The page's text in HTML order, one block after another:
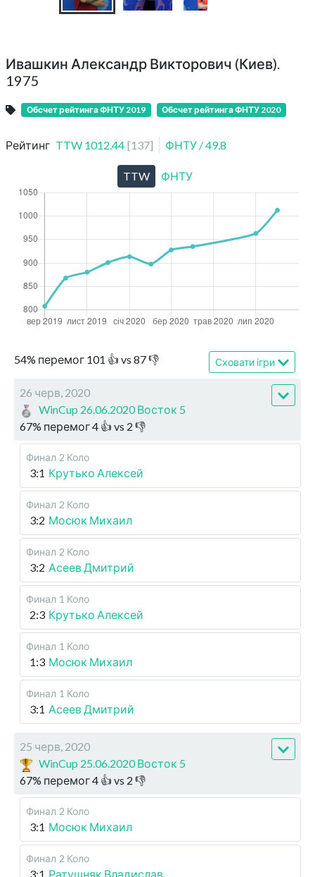
Ивашкин Александр Викторович (Киев).
1975
Обсчет рейтинга ФНТУ 2019 Обсчет рейтинга ФНТУ 2020
Рейтинг TTW 1012.44 [137] ФНТУ /49.8
54% перемог 101 👍 vs 87👎 Сховати ігри
26 черв, 2020
WinCup 26.06.2020 Восток 5
67% перемог4 👍 vs 2 👎
Финал 2 Коло
3:1 Крутько Алексей
Финал 2 Коло
3:2 Мосюк Михаил
Финал 2 Коло
3:2 Асеев Дмитрий
Финал 1 Коло
2:3 Крутько Алексей
Финал 1 Коло
1:3 Мосюк Михаил
Финал 1 Коло
3:1 Асеев Дмитрий
25 черв, 2020
WinCup 25.06.2020 Восток 5
67% перемог4 👍 vs 2 👎
Финал 2 Коло
3:1 Мосюк Михаил
Финал 2 Коло
3:1 Ратушняк Владислав
TTW ФНТУ